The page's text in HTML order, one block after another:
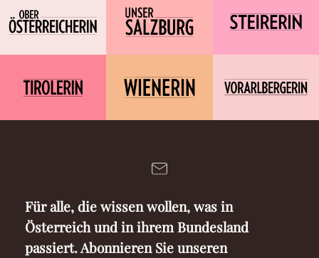
Für alle, die wissen wollen, was in
Österreich und in ihrem Bundesland
passiert. Abonnieren Sie unseren